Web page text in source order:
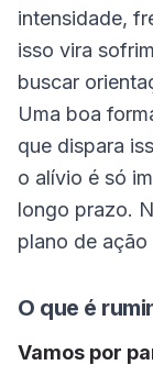
intensidade,
isso vira
buscar
Uma boa
que dispara
o alívio é só
longo prazo.
plano de
O que é
Vamos por